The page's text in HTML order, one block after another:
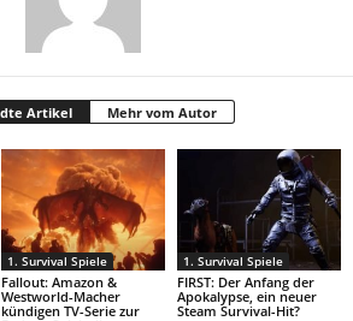
Artikel Mehr vom Autor
1. Survival Spiele
Fallout: Amazon &
Westworld-Macher
kündigen TV-Serie zur
1. Survival Spiele
FIRST: Der Anfang der
Apokalypse, ein neuer
Steam Survival-Hit?